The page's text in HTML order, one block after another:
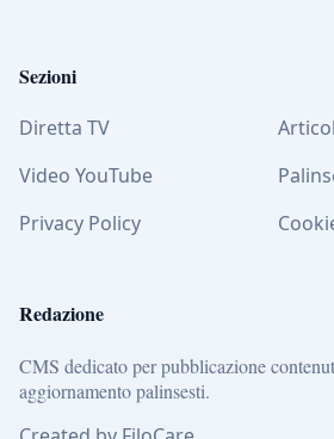
Sezioni
Diretta TV
Video YouTube
Privacy Policy
Redazione
CMS dedicato per pubblicazione
aggiornamento palinsesti.